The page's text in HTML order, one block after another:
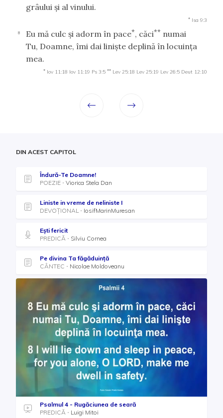
grâului şi al vinului.
* Isa 9:3
8 Eu mă culc şi adorm în pace*, căci** numai
Tu, Doamne, îmi dai linişte deplină în locuinţa
mea.
* Iov 11:18 Iov 11:19 Ps 3:5 ** Lev 25:18 Lev 25:19 Lev 26:5 Deut 12:10
DIN ACEST CAPITOL
Îndură-Te Doamne!
POEZIE
Viorica Stela Dan
Liniste in vreme de neliniste I
DEVOȚIONAL
IosifMarinMuresan
Ești fericit
PREDICĂ
Silviu Cornea
Pe divina Ta făgăduință
CÂNTEC
Nicolae Moldoveanu
Psalmul 4 - Rugăciunea de seară
PREDICĂ
Luigi Mitoi